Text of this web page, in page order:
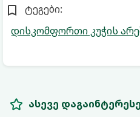
ტეგები:
დისკომფორთი კუჭის
ასევე